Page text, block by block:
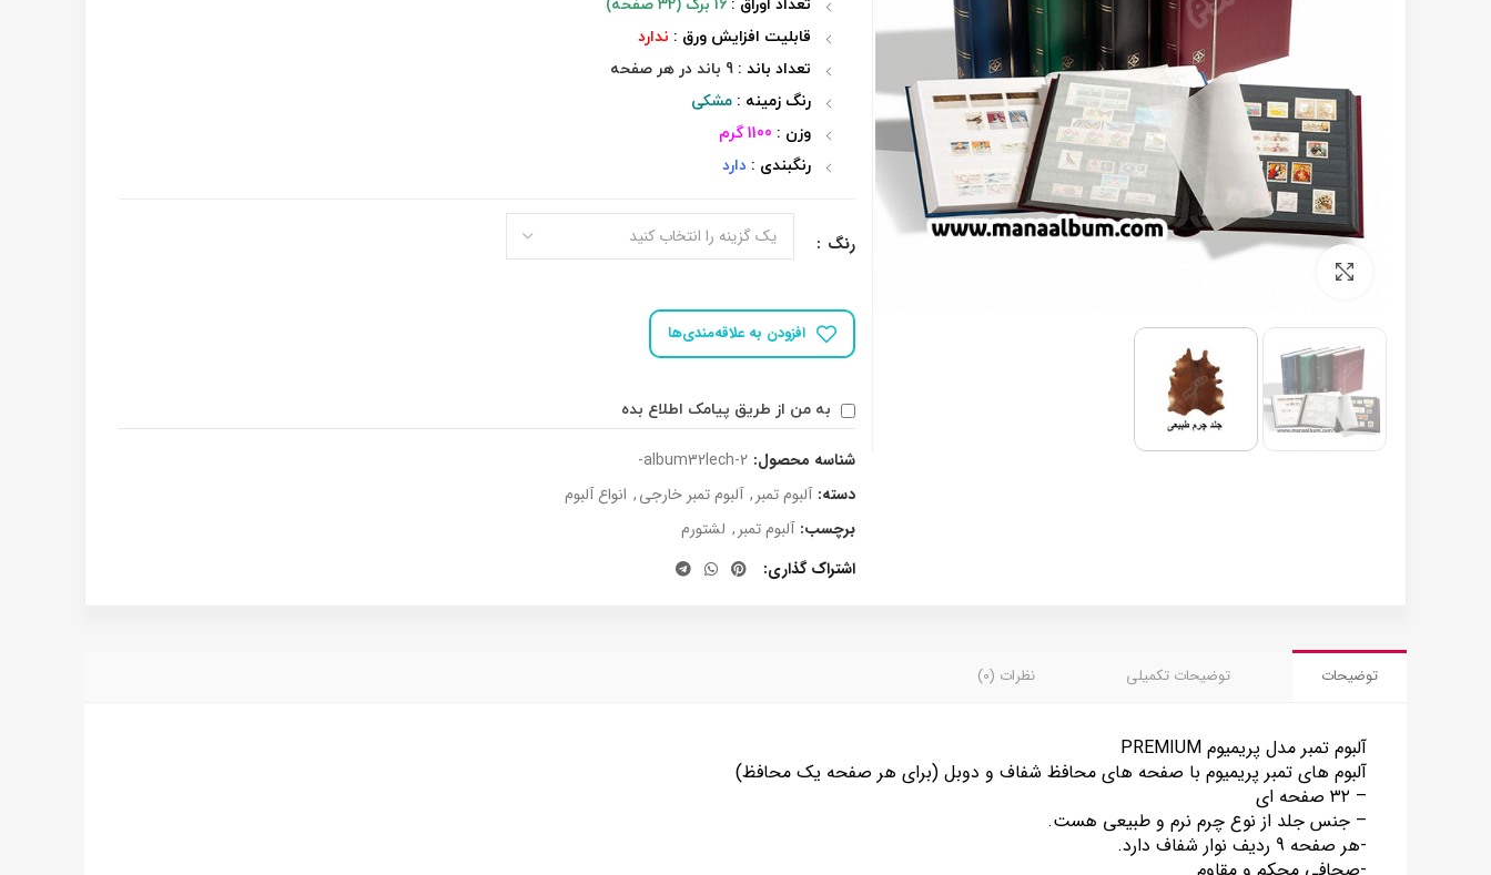
تعداد اوراق : 16 برگ (32 صفحه)
قابلیت افزایش ورق : ندارد
تعداد باند : 9 باند در هر صفحه
رنگ زمینه : مشکی
وزن : 1100 گرم
رنگبندی : دارد
رنگ
افزودن به علاقه‌مندی‌ها
به من از طریق پیامک اطلاع بده
شناسه محصول: album32lech-2-
دسته: آلبوم تمبر , آلبوم تمبر خارجی, انواع آلبوم
برچسب: آلبوم تمبر , لشتورم
اشتراک گذاری
توضیحات توضیحات تکمیلی نظرات (0)
آلبوم تمبر مدل پریمیوم PREMIUM
آلبوم های تمبر پریمیوم با صفحه های محافظ شفاف و دوبل (برای هر صفحه یک محافظ)
– ۳۲ صفحه ای
– جنس جلد از نوع چرم نرم و طبیعی هست.
-هر صفحه 9 ردیف نوار شفاف دارد.